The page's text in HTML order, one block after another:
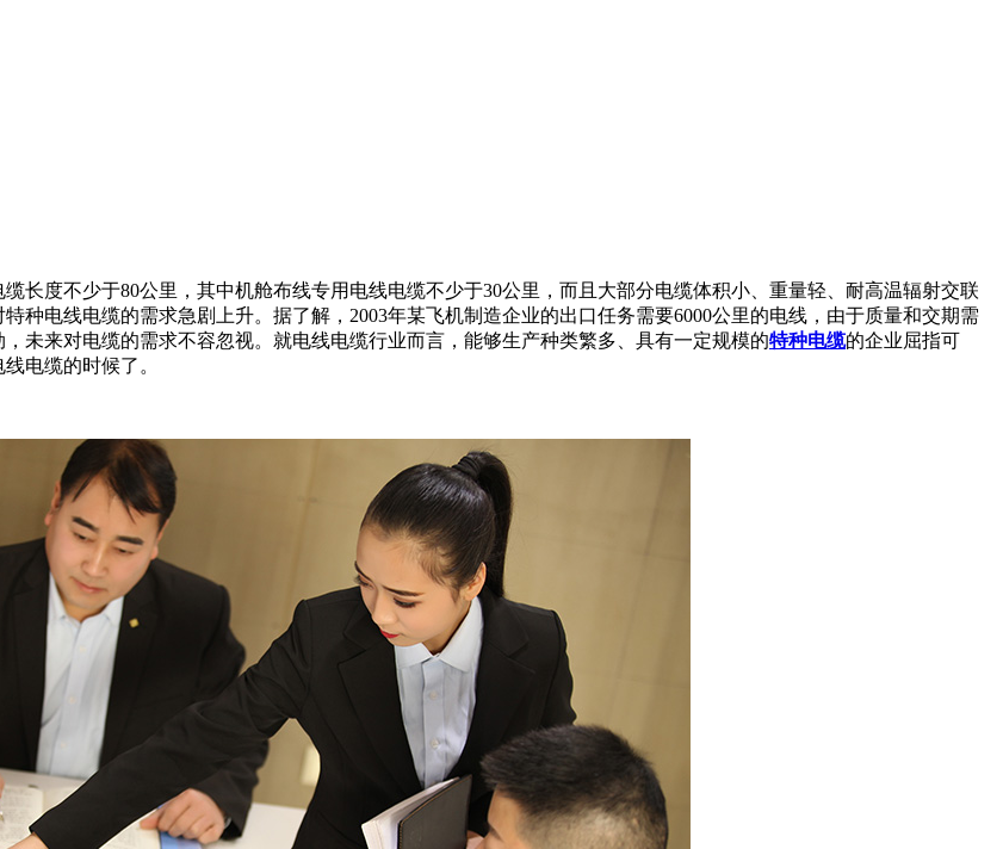
长度不少于80公里，其中机舱布线专用电线电缆不少于30公里，而且大部分电缆体积小、重量轻、耐高温辐射交联
种电线电缆的需求急剧上升。据了解，2003年某飞机制造企业的出口任务需要6000公里的电线，由于质量和交期需
未来对电缆的需求不容忽视。就电线电缆行业而言，能够生产种类繁多、具有一定规模的特种电缆的企业屈指可
电缆的时候了。